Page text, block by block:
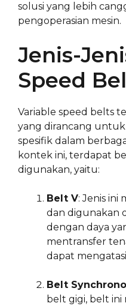
solusi yang lebih
pengoperasian mesin.
Jenis-
Speed
Variable speed belts
yang dirancang
spesifik dalam
kontek ini, terdapat
digunakan, yaitu:
Belt V: Jenis ini
dan digunakan
dengan daya
mentransfer
dapat
Belt
belt gigi, belt ini